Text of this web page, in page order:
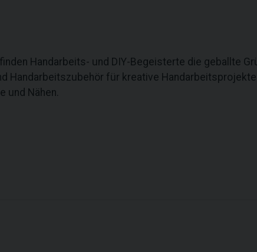
Handarbeits- und DIY-Begeisterte die geballte
Handarbeitszubehör für kreative
und Nähen.